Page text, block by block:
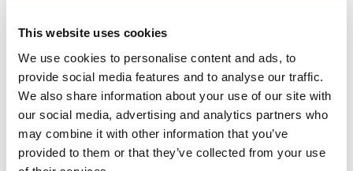
This website uses cookies
We use cookies to personalise content and ads, to
provide social media features and to analyse our traffic.
We also share information about your use of our site with
our social media, advertising and analytics partners who
may combine it with other information that you’ve
provided to them or that they’ve collected from your use
Eingangsleistung der Leuchte:
Lichtstrom der Leuchte:
980/1000/1020lm
Isolationsklasse:
I
Versorgungsspannung:
220-240V 50/60Hz
SELV:
No
Quelle